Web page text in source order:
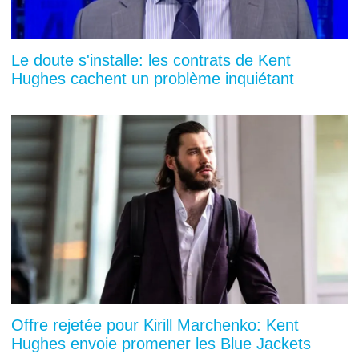
Le doute s'installe: les contrats de Kent
Hughes cachent un problème inquiétant
Offre rejetée pour Kirill Marchenko: Kent
Hughes envoie promener les Blue Jackets